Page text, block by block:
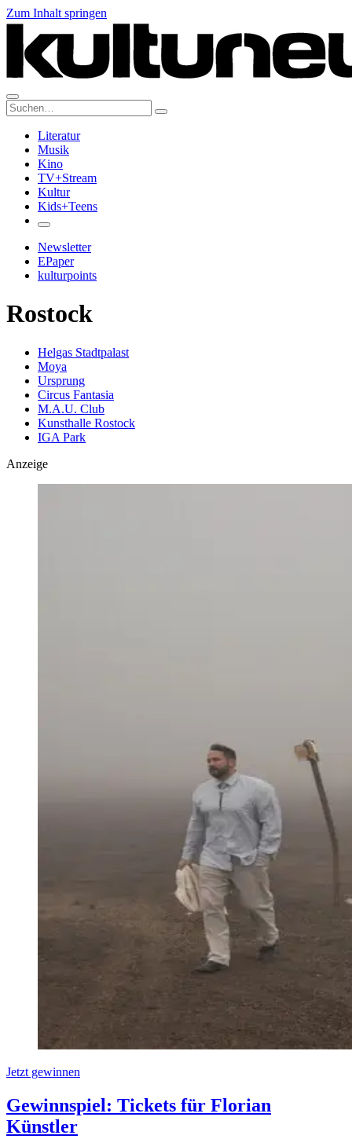
Zum Inhalt springen
Suche:
Literatur
Musik
Kino
TV+Stream
Kultur
Kids+Teens
Newsletter
EPaper
kulturpoints
Rostock
Helgas Stadtpalast
Moya
Ursprung
Circus Fantasia
M.A.U. Club
Kunsthalle Rostock
IGA Park
Anzeige
Jetzt gewinnen
Gewinnspiel: Tickets für Florian
Künstler